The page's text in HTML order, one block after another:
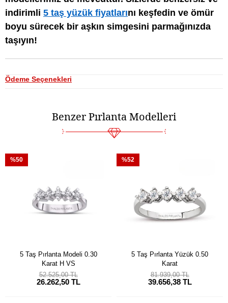
indirimli 5 taş yüzük fiyatlarını keşfedin ve ömür
boyu sürecek bir aşkın simgesini parmağınızda
taşıyın!
Ödeme Seçenekleri
Benzer Pırlanta Modelleri
5 Taş Pırlanta Modeli 0.30
Karat H VS
26.262,50 TL
52.525,00 TL
%50
5 Taş Pırlanta Yüzük 0.50
Karat
39.656,38 TL
81.939,00 TL
%52